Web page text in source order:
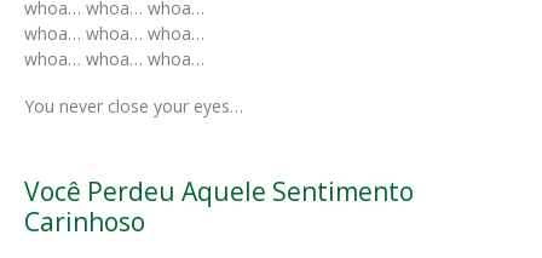
whoa… whoa… whoa…
whoa… whoa… whoa…
whoa… whoa… whoa…
You never close your eyes…
Você Perdeu Aquele Sentimento
Carinhoso